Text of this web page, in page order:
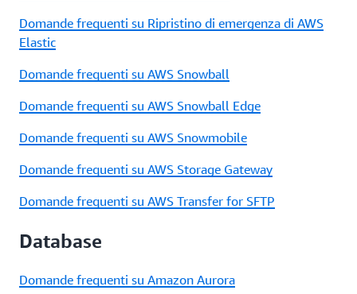
Domande frequenti su Ripristino di emergenza di AWS
Elastic
Domande frequenti su AWS Snowball
Domande frequenti su AWS Snowball Edge
Domande frequenti su AWS Snowmobile
Domande frequenti su AWS Storage Gateway
Domande frequenti su AWS Transfer for SFTP
Database
Domande frequenti su Amazon Aurora